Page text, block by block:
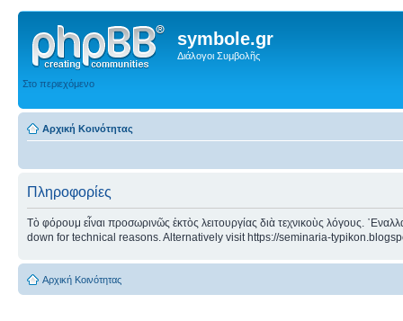
symbole.gr
Διάλογοι Συμβολῆς
Στο περιεχόμενο
Αρχική Κοινότητας
Πληροφορίες
Τὸ φόρουμ εἶναι προσωρινῶς ἐκτὸς λειτουργίας διὰ τεχνικοὺς λόγους.
down for technical reasons. Alternatively visit https://seminaria-
Αρχική Κοινότητας